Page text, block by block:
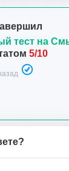
тест на
5/10